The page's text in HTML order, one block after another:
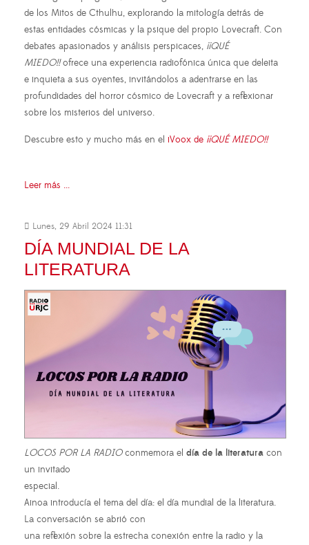
de los Mitos de Cthulhu, explorando la mitología detrás de
estas entidades cósmicas y la psique del propio Lovecraft. Con
debates apasionados y análisis perspicaces, ¡¡QUÉ
MIEDO!!ofrece una experiencia radiofónica única que deleita
e inquieta a sus oyentes, invitándolos a adentrarse en las
profundidades del horror cósmico de Lovecraft y a reflexionar
sobre los misterios del universo.
Descubre esto y mucho más en el iVoox de ¡¡QUÉ MIEDO!!
Leer más ...
Lunes, 29 Abril 2024 11:31
DÍA MUNDIAL DE LA
LITERATURA
LOCOS POR LA RADIOconmemora el día de la literatura con
un invitado
especial.
Ainoa introducía el tema del día: el día mundial de la literatura.
La conversación se abrió con
una reflexión sobre la estrecha conexión entre la radio y la